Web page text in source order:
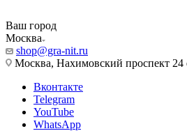
Ваш город
Москва
shop@gra-nit.ru
Москва, Нахимовский проспект 24
Вконтакте
Telegram
YouTube
WhatsApp